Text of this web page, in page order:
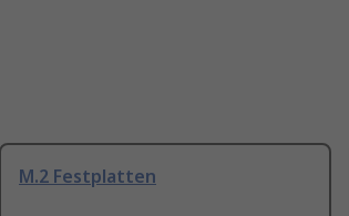
M.2 Festplatten